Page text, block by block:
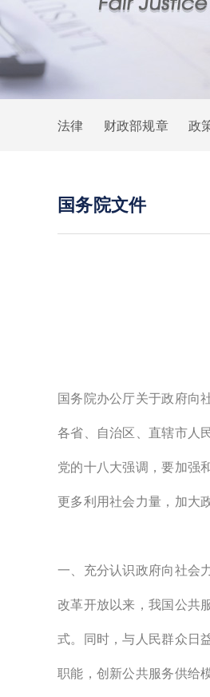
法律 财政部规章 政
国务院文件
国务院办公厅关于政府向
各省、自治区、直辖市人
党的十八大强调，要加强
更多利用社会力量，加大
一、充分认识政府向社会
改革开放以来，我国公共
式。同时，与人民群众日
职能，创新公共服务供给